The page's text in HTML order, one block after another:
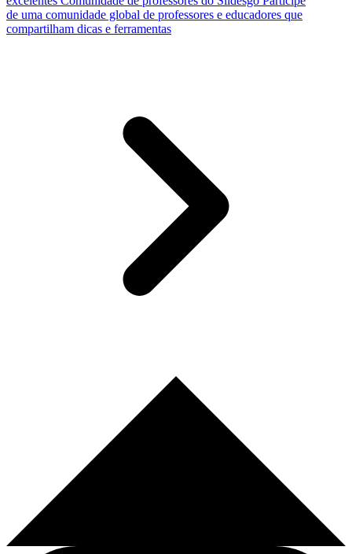
de uma comunidade global de professores e educadores que
compartilham dicas e ferramentas